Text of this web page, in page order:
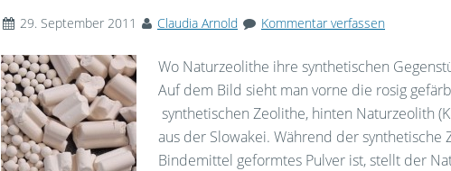
29. September 2011 Claudia Arnold Kommentar verfassen
Wo Naturzeolithe ihre synthetischen
Auf dem Bild sieht man vorne die rosig
synthetischen Zeolithe, hinten Naturzeolith
aus der Slowakei. Während der synthetische
Bindemittel geformtes Pulver ist, stellt der